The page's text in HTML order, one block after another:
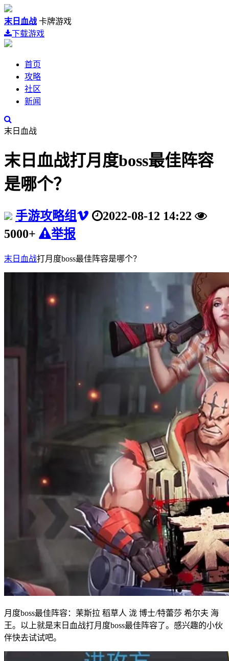
末日血战 卡牌游戏
下载游戏
首页
攻略
社区
新闻
末日血战
末日血战打月度boss最佳阵容
是哪个？
手游攻略组
2022-08-12 14:22
5000+
举报
末日血战打月度boss最佳阵容是哪个？
月度boss最佳阵容：茉斯拉 稻草人 泷 博士/特蕾莎 希尔夫 海
王。以上就是末日血战打月度boss最佳阵容了。感兴趣的小伙
伴快去试试吧。